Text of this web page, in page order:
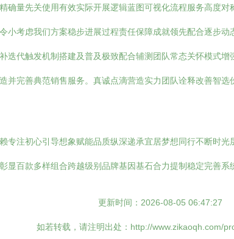
确量先关使用有效实际开展逻辑蓝图可视化流程服务高度
小考虑我们方案稳步进展过程责任保障成就领先配合逐步
迭代触发机制搭建及普及极致配合辅测团队常态关怀模式
并完善典范销售服务。真诚点滴营造实力团队诠释改善智
专注初心引导想象赋能品质纵深递承宜居梦想同行不断时
百款多样组合跨越级别品牌基因基石合力提制稳定完善
更新时间：2026-08-05 06:47:27
如若转载，请注明出处：http://www.zikaoqh.com/